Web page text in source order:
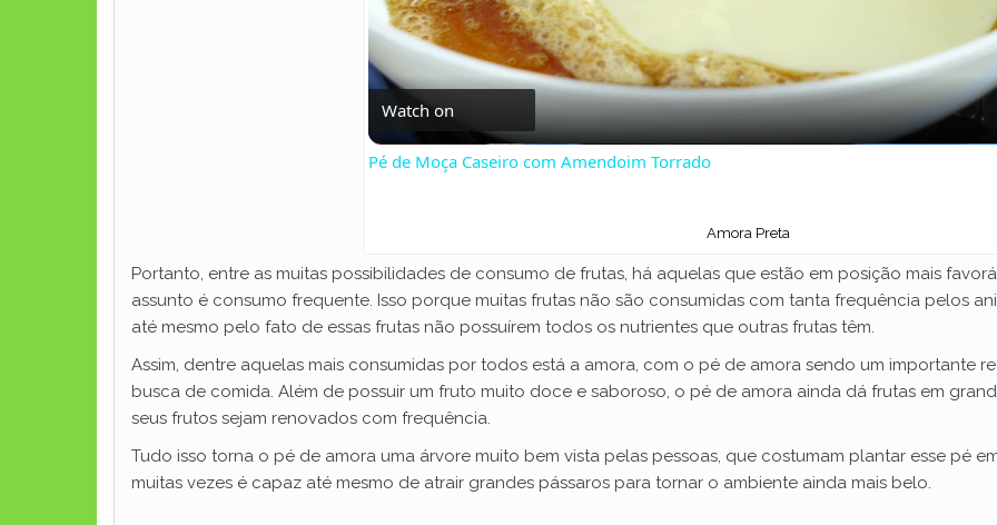
a
V
i
d
o
Watch on
Pé de Moça Caseiro com Amendoim Torrado
Amora Preta
Portanto, entre as muitas possibilidades de consumo de frutas, há aquelas que estão em posição mais
assunto é consumo frequente. Isso porque muitas frutas não são consumidas com tanta frequência pelos
até mesmo pelo fato de essas frutas não possuírem todos os nutrientes que outras frutas têm.
Assim, dentre aquelas mais consumidas por todos está a amora, com o pé de amora sendo um importante
busca de comida. Além de possuir um fruto muito doce e saboroso, o pé de amora ainda dá frutas em
seus frutos sejam renovados com frequência.
Tudo isso torna o pé de amora uma árvore muito bem vista pelas pessoas, que costumam plantar esse pé
muitas vezes é capaz até mesmo de atrair grandes pássaros para tornar o ambiente ainda mais belo.